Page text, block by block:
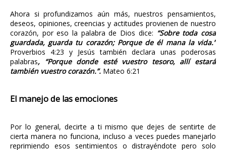
Ahora si profundizamos aún más, nuestros pensamientos,
deseos, opiniones, creencias y actitudes provienen de nuestro
corazón, por eso la palabra de Dios dice: “Sobre toda cosa
guardada, guarda tu corazón; Porque de él mana la vida.”
Proverbios 4:23 y Jesús también declara unas poderosas
palabras, “Porque donde esté vuestro tesoro, allí estará
también vuestro corazón.”. Mateo 6:21
El manejo de las emociones
Por lo general, decirte a ti mismo que dejes de sentirte de
cierta manera no funciona, incluso a veces puedes manejarlo
reprimiendo esos sentimientos o distrayéndote pero solo